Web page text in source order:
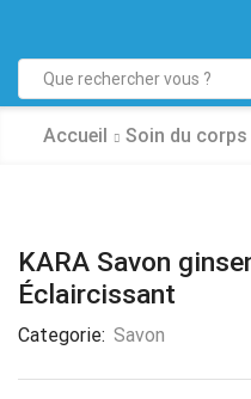
Accueil Soin du corps
KARA Savon
Éclaircissant
Categorie: Savon